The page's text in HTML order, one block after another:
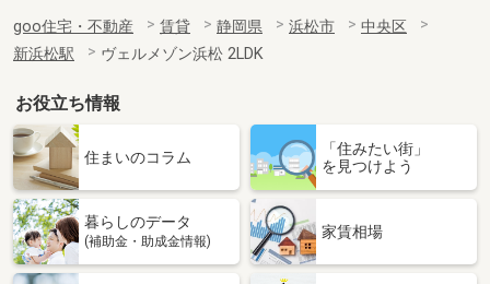
goo住宅・不動産 賃貸 静岡県 浜松市
中央区
新浜松駅
ヴェルメゾン浜松 2LDK
お役立ち情報
住まいのコラム
「住みたい街」
を見つけよう
暮らしのデータ
(補助金・助成金情報)
家賃相場